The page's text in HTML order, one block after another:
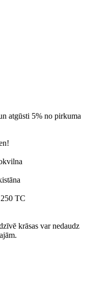
atgūsti 5% no pirkuma
250 TC
krāsas var nedaudz